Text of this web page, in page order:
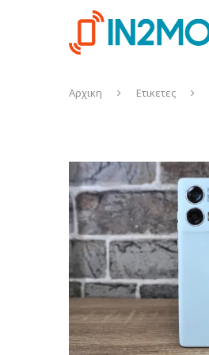
Αρχικη Ετικετες